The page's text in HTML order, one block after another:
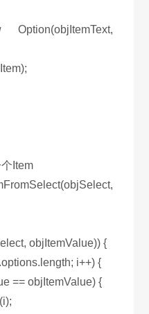
Item
objItemValue)) {
i++) {
== objItemValue) {